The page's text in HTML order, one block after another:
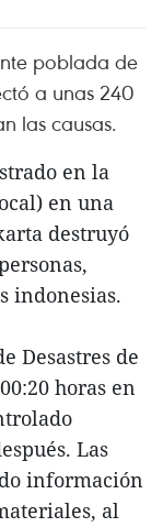
poblada de
a unas 240
las causas.
en la
en una
destruyó
indonesias.
Desastres de
horas en
Las
información
al